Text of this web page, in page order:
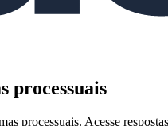
processuais
processuais. Acesse